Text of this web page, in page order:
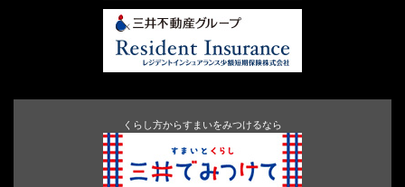
くらし方からすまいをみつけるなら